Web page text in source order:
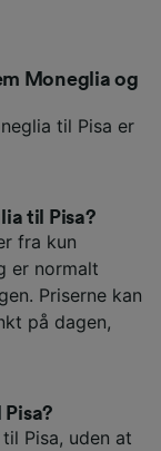
Moneglia og
til Pisa er
til Pisa?
fra kun
er normalt
Priserne kan
på dagen,
Pisa, uden at